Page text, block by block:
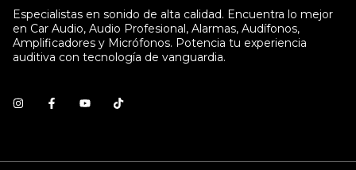
Especialistas en sonido de alta calidad. Encuentra lo mejor
en Car Audio, Audio Profesional, Alarmas, Audífonos,
Amplificadores y Micrófonos. Potencia tu experiencia
auditiva con tecnología de vanguardia.